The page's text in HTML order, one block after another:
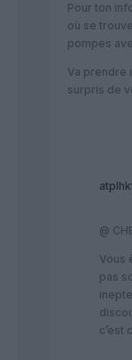
Pour ton
où se
pompes
Va prendre
surpris de
@
Vous
pas
c’est